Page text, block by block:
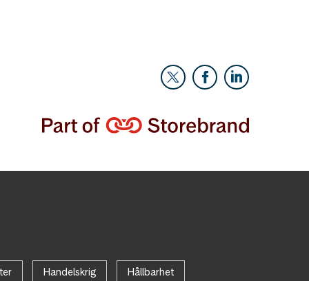
Handelskrig Hållbarhet